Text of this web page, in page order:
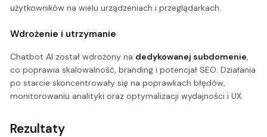
użytkowników na wielu urządzeniach i przeglądarkach.
Wdrożenie i utrzymanie
Chatbot AI został wdrożony na dedykowanej subdomenie,
co poprawia skalowalność, branding i potencjał SEO. Działania
po starcie skoncentrowały się na poprawkach błędów,
monitorowaniu analityki oraz optymalizacji wydajności i UX.
Rezultaty